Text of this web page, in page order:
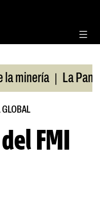
| La Pampa.
GLOBAL
FMI